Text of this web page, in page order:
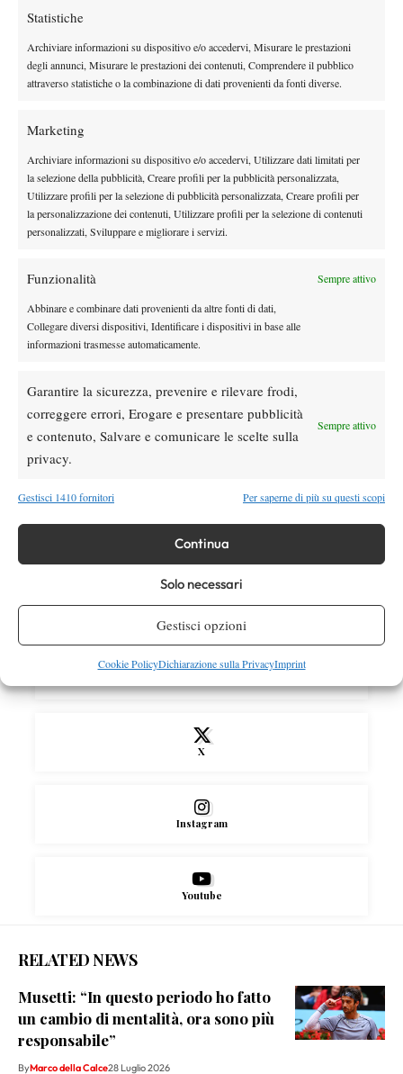
Statistiche
Archiviare informazioni su dispositivo e/o accedervi, Misurare le prestazioni
degli annunci, Misurare le prestazioni dei contenuti, Comprendere il pubblico
attraverso statistiche o la combinazione di dati provenienti da fonti diverse.
Marketing
Archiviare informazioni su dispositivo e/o accedervi, Utilizzare dati limitati per
la selezione della pubblicità, Creare profili per la pubblicità personalizzata,
Utilizzare profili per la selezione di pubblicità personalizzata, Creare profili per
la personalizzazione dei contenuti, Utilizzare profili per la selezione di contenuti
personalizzati, Sviluppare e migliorare i servizi.
Funzionalità Sempre attivo
Abbinare e combinare dati provenienti da altre fonti di dati,
Collegare diversi dispositivi, Identificare i dispositivi in base alle
informazioni trasmesse automaticamente.
Garantire la sicurezza, prevenire e rilevare frodi,
correggere errori, Erogare e presentare pubblicità
e contenuto, Salvare e comunicare le scelte sulla
privacy.
Sempre attivo
Gestisci 1410 fornitori Per saperne di più su questi scopi
Continua
Solo necessari
Gestisci opzioni
Cookie PolicyDichiarazione sulla PrivacyImprint
della classifica live ATP. Rublev dovrà rimandare il suo tentativo
di raggiungere l’11° quarto di finale Slam della carriera.
DI TENDENZA
Atp News
Atp News
Masters 1000 Montreal 2026: cade un altro
Atp News
Draper torna in campo ma si arrende ad
Masters 1000 Montreal 2026: programma,
SOCIAL
X
Instagram
Youtube
RELATED NEWS
Musetti: “In questo periodo ho fatto
un cambio di mentalità, ora sono più
responsabile”
ByMarco della Calce28 Luglio 2026